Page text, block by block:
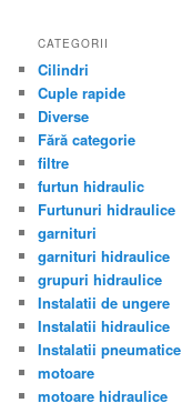
CATEGORII
Cilindri
Cuple rapide
Diverse
Fără categorie
filtre
furtun hidraulic
Furtunuri hidraulice
garnituri
garnituri hidraulice
grupuri hidraulice
Instalatii de ungere
Instalatii hidraulice
Instalatii pneumatice
motoare
motoare hidraulice